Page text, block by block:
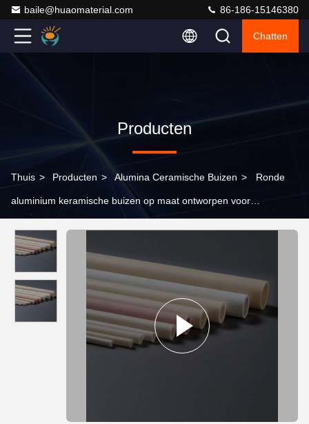
baile@huaomaterial.com 86-186-15146380
Chatten
Producten
Thuis > Producten > Alumina Ceramische Buizen > Ronde
aluminium keramische buizen op maat ontworpen voor